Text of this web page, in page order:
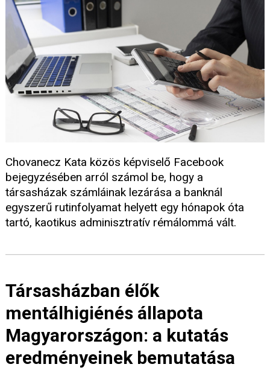
Chovanecz Kata közös képviselő Facebook
bejegyzésében arról számol be, hogy a
társasházak számláinak lezárása a banknál
egyszerű rutinfolyamat helyett egy hónapok óta
tartó, kaotikus adminisztratív rémálommá vált.
Társasházban élők
mentálhigiénés állapota
Magyarországon: a kutatás
eredményeinek bemutatása